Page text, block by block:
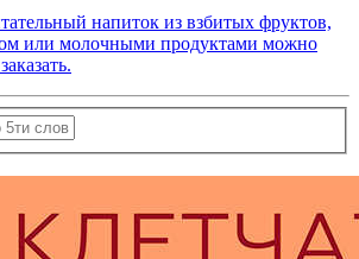
напиток из взбитых фруктов,
или молочными продуктами можно